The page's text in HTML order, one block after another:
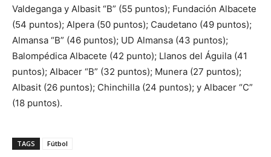
Valdeganga y Albasit “B” (55 puntos); Fundación Albacete
(54 puntos); Alpera (50 puntos); Caudetano (49 puntos);
Almansa “B” (46 puntos); UD Almansa (43 puntos);
Balompédica Albacete (42 punto); Llanos del Águila (41
puntos); Albacer “B” (32 puntos); Munera (27 puntos);
Albasit (26 puntos); Chinchilla (24 puntos); y Albacer “C”
(18 puntos).
TAGS Fútbol